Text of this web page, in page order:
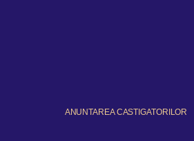
ANUNTAREA CASTIGATORILOR